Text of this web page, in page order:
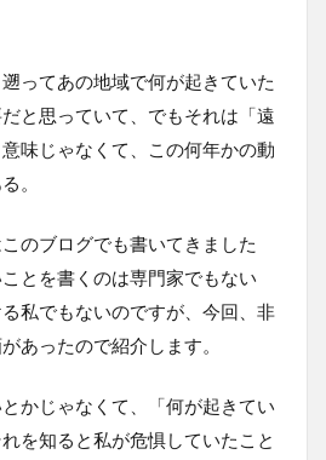
ってあの地域で何が起きていた
と思っていて、でもそれは「遠
味じゃなくて、この何年かの動
。
のブログでも書いてきました
とを書くのは専門家でもない
私でもないのですが、今回、非
あったので紹介します。
かじゃなくて、「何が起きてい
を知ると私が危惧していたこと